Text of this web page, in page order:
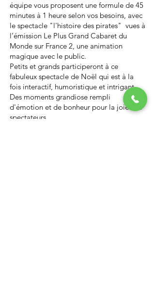
équipe vous proposent une formule de 45
minutes à 1 heure selon vos besoins, avec
le spectacle "l'histoire des pirates" vues à
l’émission Le Plus Grand Cabaret du
Monde sur France 2, une animation
magique avec le public.
Petits et grands participeront à ce
fabuleux spectacle de Noël qui est à la
fois interactif, humoristique et intrigant.
Des moments grandiose rempli
d'émotion et de bonheur pour la joie des
spectateurs.